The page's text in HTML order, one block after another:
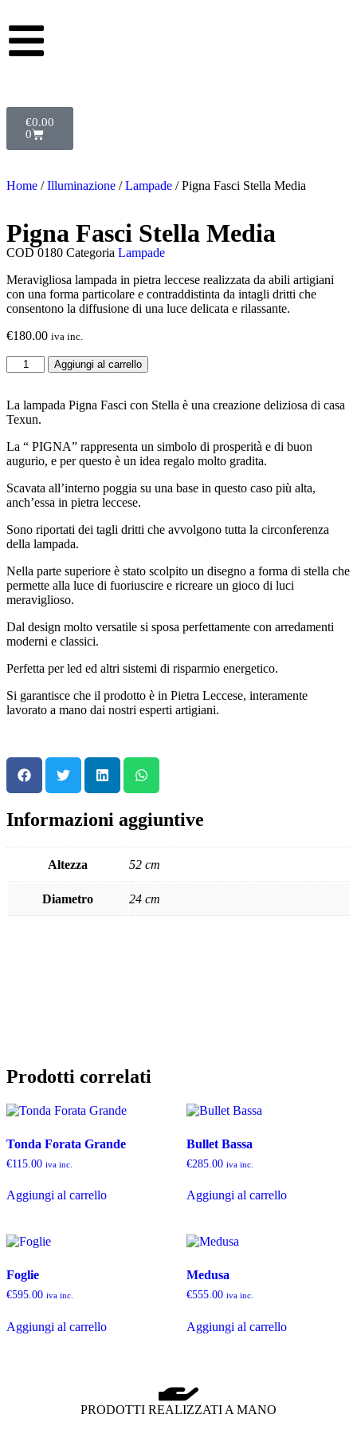
€0.00
0
Home /Illuminazione /Lampade / Pigna Fasci Stella Media
Pigna Fasci Stella Media
COD 0180 Categoria Lampade
Meravigliosa lampada in pietra leccese realizzata da abili artigiani
con una forma particolare e contraddistinta da intagli dritti che
consentono la diffusione di una luce delicata e rilassante.
€180.00 iva inc.
Aggiungi al carrello
La lampada Pigna Fasci con Stella è una creazione deliziosa di casa
Texun.
La “ PIGNA” rappresenta un simbolo di prosperità e di buon
augurio, e per questo è un idea regalo molto gradita.
Scavata all’interno poggia su una base in questo caso più alta,
anch’essa in pietra leccese.
Sono riportati dei tagli dritti che avvolgono tutta la circonferenza
della lampada.
Nella parte superiore è stato scolpito un disegno a forma di stella che
permette alla luce di fuoriuscire e ricreare un gioco di luci
meraviglioso.
Dal design molto versatile si sposa perfettamente con arredamenti
moderni e classici.
Perfetta per led ed altri sistemi di risparmio energetico.
Si garantisce che il prodotto è in Pietra Leccese, interamente
lavorato a mano dai nostri esperti artigiani.
Informazioni aggiuntive
Altezza 52 cm
Diametro 24 cm
Prodotti correlati
Tonda Forata Grande
€115.00 iva inc.
Aggiungi al carrello
Bullet Bassa
€285.00 iva inc.
Aggiungi al carrello
Foglie
€595.00 iva inc.
Aggiungi al carrello
Medusa
€555.00 iva inc.
Aggiungi al carrello
PRODOTTI REALIZZATI A MANO